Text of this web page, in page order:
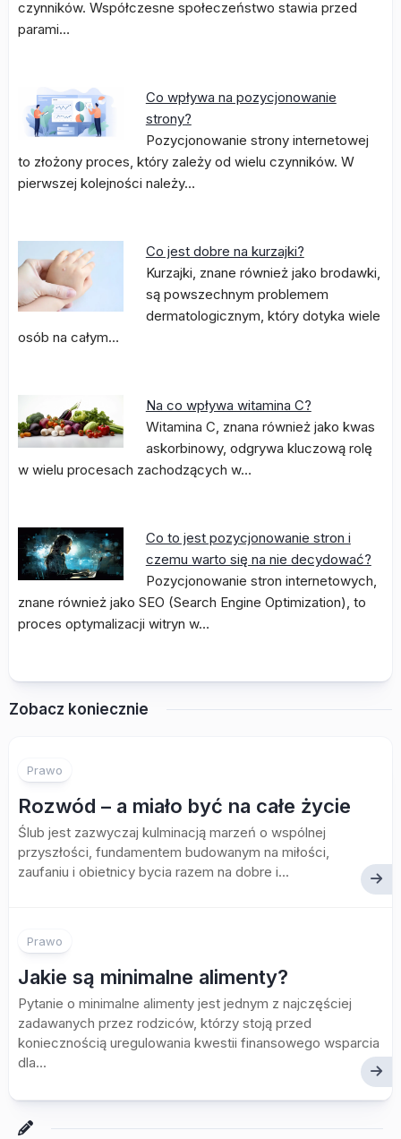
czynników. Współczesne społeczeństwo stawia przed
parami…
Co wpływa na pozycjonowanie
strony?
Pozycjonowanie strony internetowej
to złożony proces, który zależy od wielu czynników. W
pierwszej kolejności należy…
Co jest dobre na kurzajki?
Kurzajki, znane również jako brodawki,
są powszechnym problemem
dermatologicznym, który dotyka wiele
osób na całym…
Na co wpływa witamina C?
Witamina C, znana również jako kwas
askorbinowy, odgrywa kluczową rolę
w wielu procesach zachodzących w…
Co to jest pozycjonowanie stron i
czemu warto się na nie decydować?
Pozycjonowanie stron internetowych,
znane również jako SEO (Search Engine Optimization), to
proces optymalizacji witryn w…
Zobacz koniecznie
Prawo
Rozwód – a miało być na całe życie
Ślub jest zazwyczaj kulminacją marzeń o wspólnej
przyszłości, fundamentem budowanym na miłości,
zaufaniu i obietnicy bycia razem na dobre i...
Prawo
Jakie są minimalne alimenty?
Pytanie o minimalne alimenty jest jednym z najczęściej
zadawanych przez rodziców, którzy stoją przed
koniecznością uregulowania kwestii finansowego wsparcia
dla...